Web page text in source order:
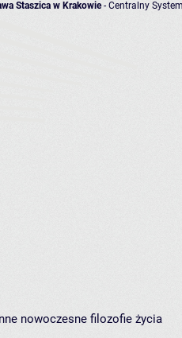
Staszica w Krakowie- Centralny
nowoczesne filozofie życia